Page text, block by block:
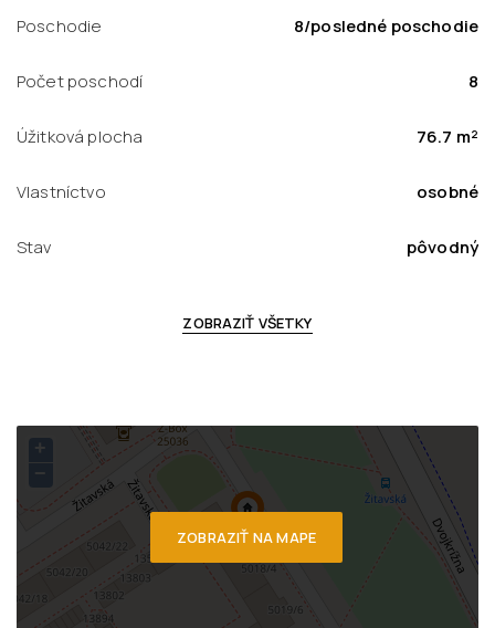
Poschodie 8/posledné poschodie
Počet poschodí 8
Úžitková plocha 76.7 m²
Vlastníctvo osobné
Stav pôvodný
ZOBRAZIŤ VŠETKY
ZOBRAZIŤ NA MAPE
+
−